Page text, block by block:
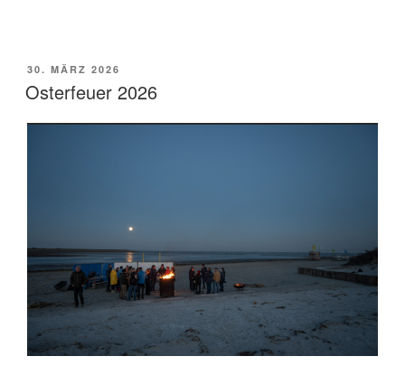
VERÖFFENTLICHT
AM
30. MÄRZ 2026
Osterfeuer 2026